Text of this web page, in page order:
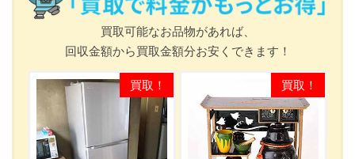
買取可能なお品物があれば、
回収金額から買取金額分お安くできます！